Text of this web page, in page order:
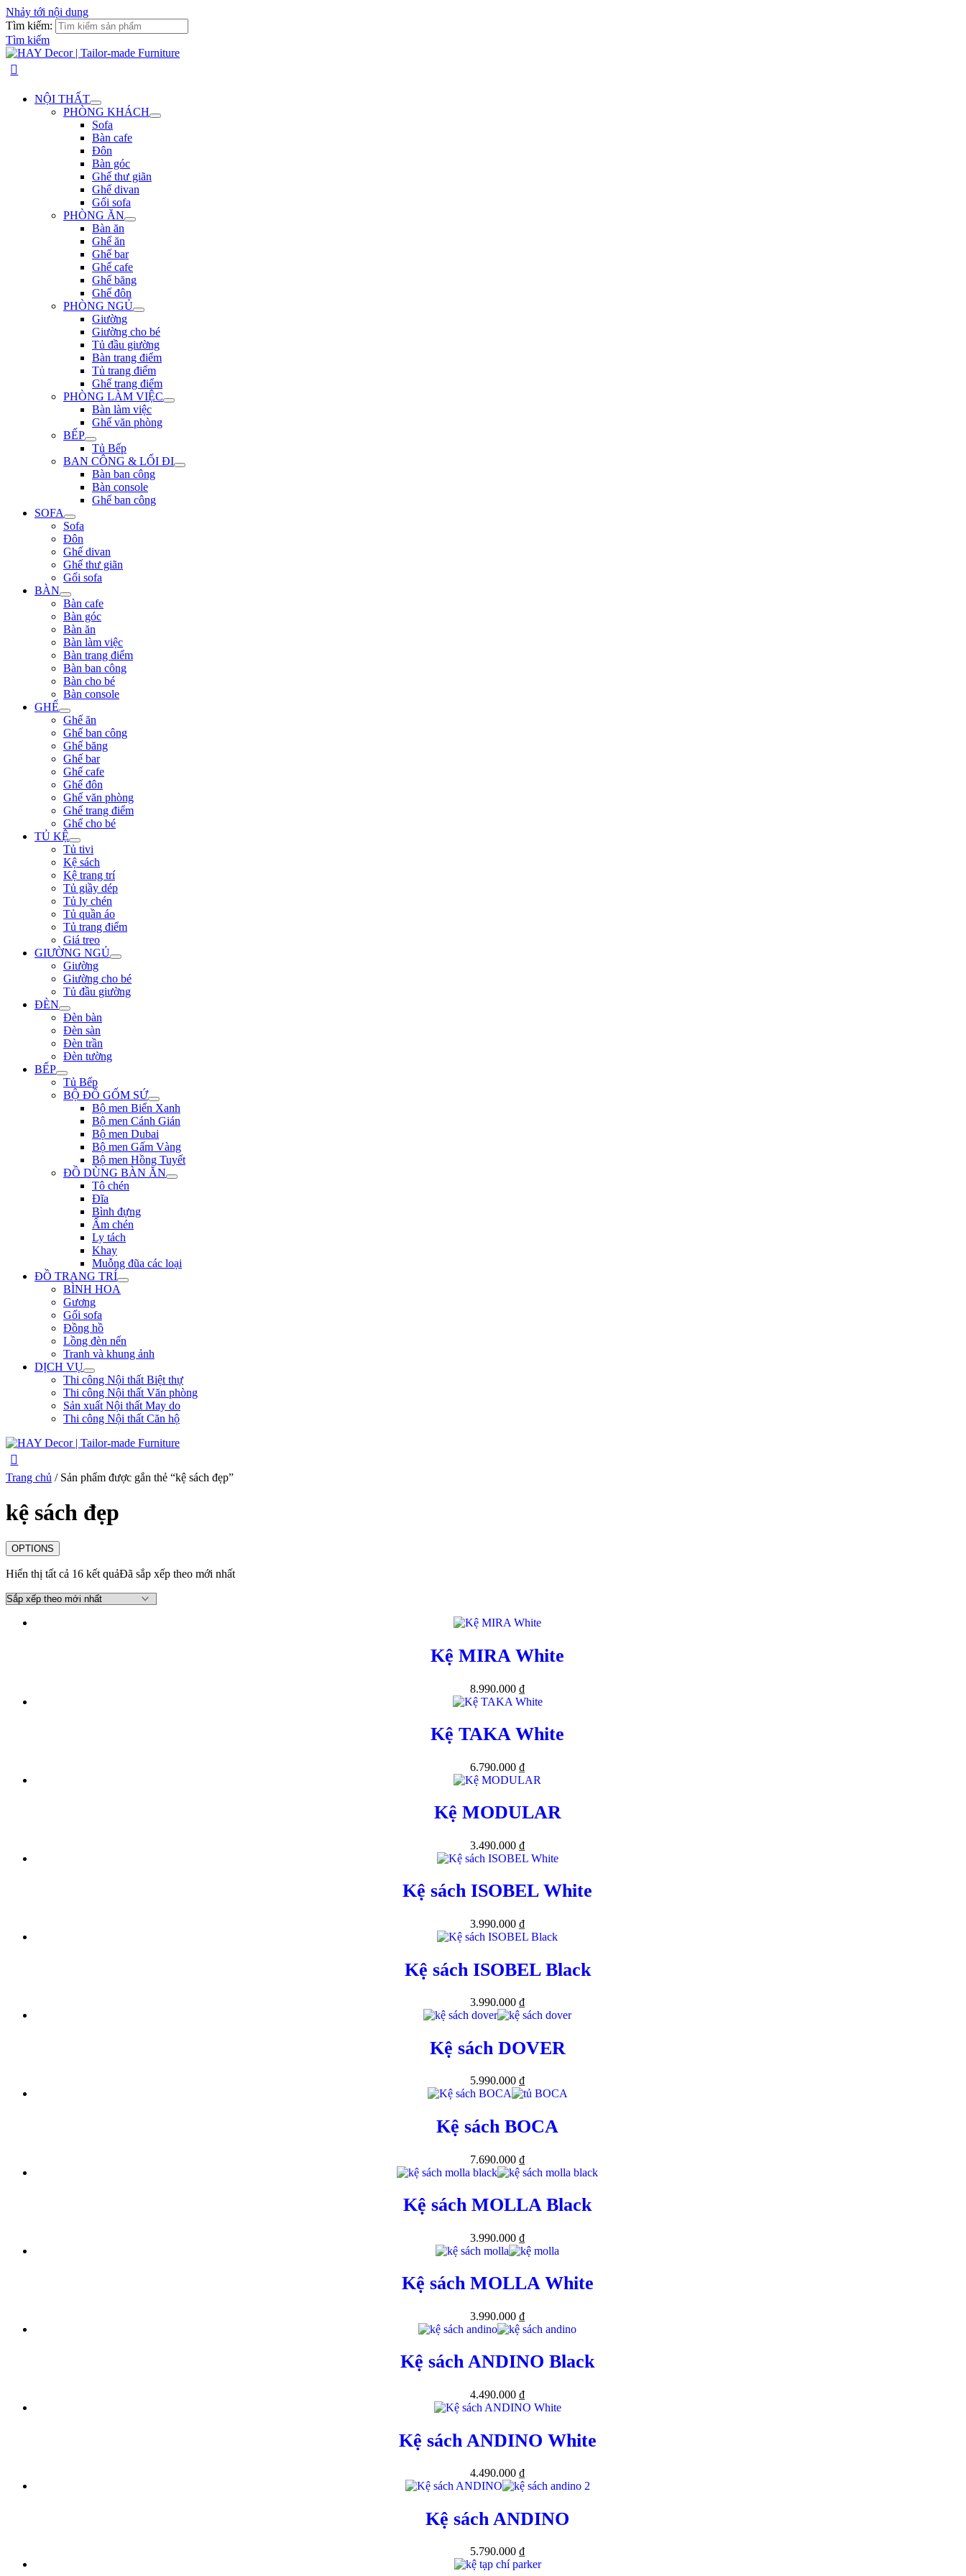
Nhảy tới nội dung
Tìm kiếm:
Tìm kiếm
NỘI THẤT
PHÒNG KHÁCH
Sofa
Bàn cafe
Đôn
Bàn góc
Ghế thư giãn
Ghế divan
Gối sofa
PHÒNG ĂN
Bàn ăn
Ghế ăn
Ghế bar
Ghế cafe
Ghế băng
Ghế đôn
PHÒNG NGỦ
Giường
Giường cho bé
Tủ đầu giường
Bàn trang điểm
Tủ trang điểm
Ghế trang điểm
PHÒNG LÀM VIỆC
Bàn làm việc
Ghế văn phòng
BẾP
Tủ Bếp
BAN CÔNG & LỐI ĐI
Bàn ban công
Bàn console
Ghế ban công
SOFA
Sofa
Đôn
Ghế divan
Ghế thư giãn
Gối sofa
BÀN
Bàn cafe
Bàn góc
Bàn ăn
Bàn làm việc
Bàn trang điểm
Bàn ban công
Bàn cho bé
Bàn console
GHẾ
Ghế ăn
Ghế ban công
Ghế băng
Ghế bar
Ghế cafe
Ghế đôn
Ghế văn phòng
Ghế trang điểm
Ghế cho bé
TỦ KỆ
Tủ tivi
Kệ sách
Kệ trang trí
Tủ giầy dép
Tủ ly chén
Tủ quần áo
Tủ trang điểm
Giá treo
GIƯỜNG NGỦ
Giường
Giường cho bé
Tủ đầu giường
ĐÈN
Đèn bàn
Đèn sàn
Đèn trần
Đèn tường
BẾP
Tủ Bếp
BỘ ĐỒ GỐM SỨ
Bộ men Biển Xanh
Bộ men Cánh Gián
Bộ men Dubai
Bộ men Gấm Vàng
Bộ men Hồng Tuyết
ĐỒ DÙNG BÀN ĂN
Tô chén
Đĩa
Bình đựng
Ấm chén
Ly tách
Khay
Muỗng đũa các loại
ĐỒ TRANG TRÍ
BÌNH HOA
Gương
Gối sofa
Đồng hồ
Lồng đèn nến
Tranh và khung ảnh
DỊCH VỤ
Thi công Nội thất Biệt thự
Thi công Nội thất Văn phòng
Sản xuất Nội thất May do
Thi công Nội thất Căn hộ
Trang chủ / Sản phẩm được gắn thẻ “kệ sách đẹp”
kệ sách đẹp
OPTIONS
Hiển thị tất cả 16 kết quảĐã sắp xếp theo mới nhất
Kệ MIRA White
8.990.000 ₫
Kệ TAKA White
6.790.000 ₫
Kệ MODULAR
3.490.000 ₫
Kệ sách ISOBEL White
3.990.000 ₫
Kệ sách ISOBEL Black
3.990.000 ₫
Kệ sách DOVER
5.990.000 ₫
Kệ sách BOCA
7.690.000 ₫
Kệ sách MOLLA Black
3.990.000 ₫
Kệ sách MOLLA White
3.990.000 ₫
Kệ sách ANDINO Black
4.490.000 ₫
Kệ sách ANDINO White
4.490.000 ₫
Kệ sách ANDINO
5.790.000 ₫